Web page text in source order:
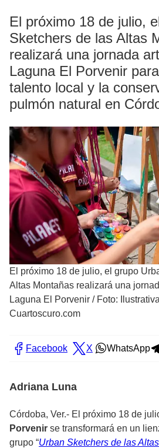
El próximo 18 de julio,
Sketchers de las Altas
realizará una jornada
Laguna El Porvenir
talento local y la
pulmón natural en
El próximo 18 de julio, el grupo
Altas Montañas realizará una
Laguna El Porvenir / Foto:
Cuartoscuro.com
Facebook X WhatsApp
Adriana Luna
Córdoba, Ver.- El próximo 18 de
Porvenir se transformará en un
grupo “Urban Sketchers de las